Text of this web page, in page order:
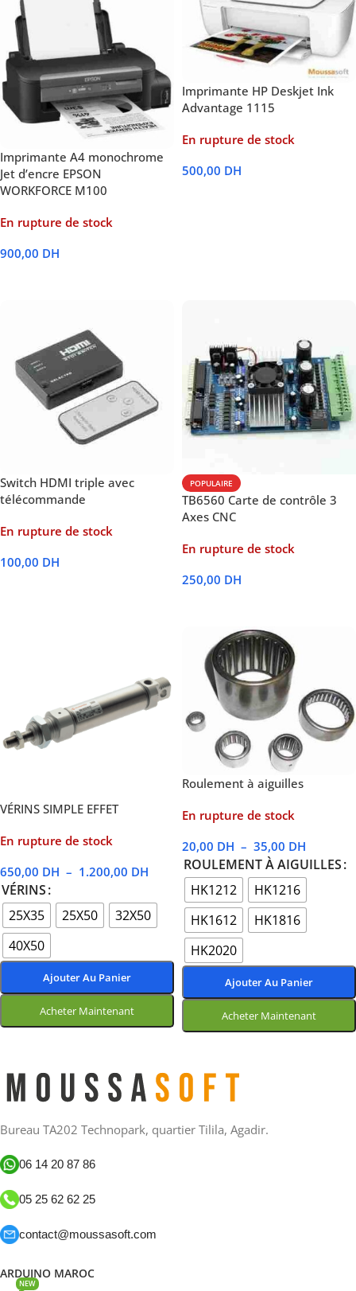
Imprimante A4 monochrome
Jet d’encre EPSON
WORKFORCE M100
En rupture de stock
900,00 DH
Imprimante HP Deskjet Ink
Advantage 1115
En rupture de stock
500,00 DH
Switch HDMI triple avec
télécommande
En rupture de stock
100,00 DH
POPULAIRE
TB6560 Carte de contrôle 3
Axes CNC
En rupture de stock
250,00 DH
VÉRINS SIMPLE EFFET
En rupture de stock
650,00 DH – 1.200,00 DH
VÉRINS
25X35
25X50
32X50
40X50
Ajouter Au Panier
Acheter Maintenant
Roulement à aiguilles
En rupture de stock
20,00 DH – 35,00 DH
ROULEMENT À AIGUILLES
HK1212
HK1216
HK1612
HK1816
HK2020
Ajouter Au Panier
Acheter Maintenant
Bureau TA202 Technopark, quartier Tilila, Agadir.
06 14 20 87 86
05 25 62 62 25
contact@moussasoft.com
ARDUINO MAROC
NEW